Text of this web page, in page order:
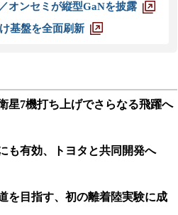
オンセミが縦型GaNを披露
基盤を全面刷新
星7機打ち上げでさらなる飛躍へ
も有効、トヨタと共同開発へ
を目指す、初の離着陸実験に成